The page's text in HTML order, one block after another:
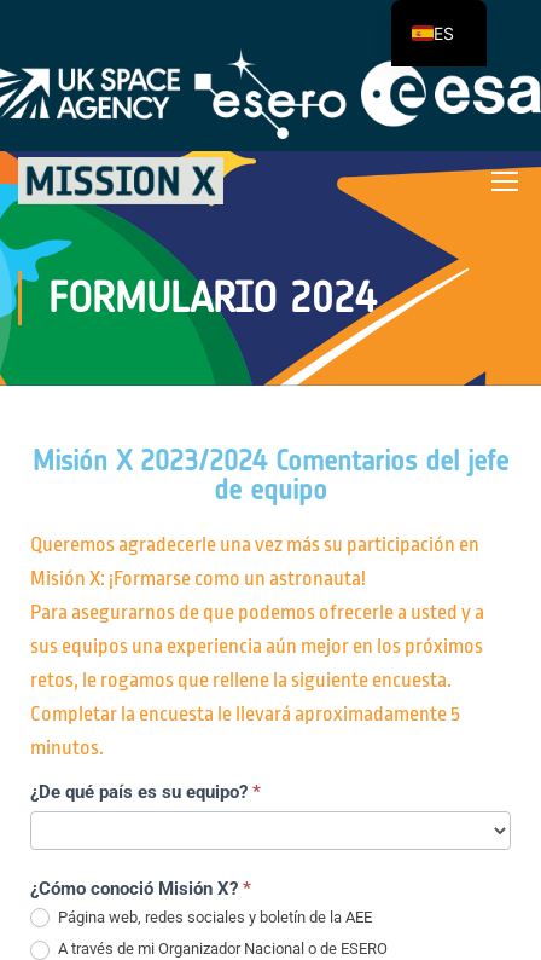
FORMULARIO 2024
Misión X 2023/2024 Comentarios del jefe
de equipo
Queremos agradecerle una vez más su participación en
Misión X: ¡Formarse como un astronauta!
Para asegurarnos de que podemos ofrecerle a usted y a
sus equipos una experiencia aún mejor en los próximos
retos, le rogamos que rellene la siguiente encuesta.
Completar la encuesta le llevará aproximadamente 5
minutos.
2024-
feedback-
del-
líder-
del-
equipo
¿De qué país es su equipo? *
¿Cómo conoció Misión X? *
Página web, redes sociales y boletín de la AEE
A través de mi Organizador Nacional o de ESERO
ES